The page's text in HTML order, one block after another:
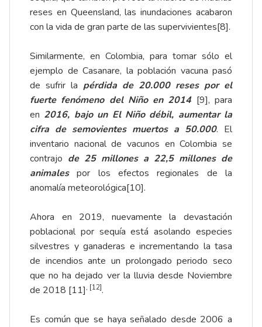
reses en Queensland, las inundaciones acabaron
con la vida de gran parte de las supervivientes[8].
Similarmente, en Colombia, para tomar sólo el
ejemplo de Casanare, la población vacuna pasó
de sufrir la pérdida de 20.000 reses por el
fuerte fenómeno del Niño en 2014 [9], para
en 2016, bajo un El Niño débil, aumentar la
cifra de semovientes muertos a 50.000. El
inventario nacional de vacunos en Colombia se
contrajo de 25 millones a 22,5 millones de
animalespor los efectos regionales de la
anomalía meteorológica[10].
Ahora en 2019, nuevamente la devastación
poblacional por sequía está asolando especies
silvestres y ganaderas e incrementando la tasa
de incendios ante un prolongado periodo seco
que no ha dejado ver la lluvia desde Noviembre
de 2018 [11], [12].
Es común que se haya señalado desde 2006 a